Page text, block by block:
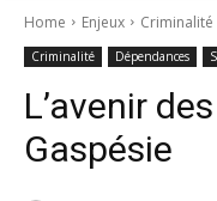
Home Enjeux Criminalité
Criminalité Dépendances
L’avenir
Gaspésie